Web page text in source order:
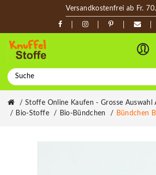
Versandkostenfrei ab Fr.
Stoffe Online Kaufen - Grosse Auswahl
Bio-Stoffe
Bio-Bündchen Bündchen